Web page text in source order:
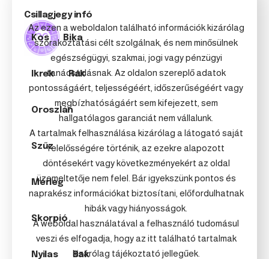
Csillagjegy infó
Kos Bika
Ikrek Rák
Oroszlán
Szűz
Mérleg
Skorpió
Nyilas Bak
Az ezen a weboldalon található információk kizárólag
szórakoztatási célt szolgálnak, és nem minősülnek
egészségügyi, szakmai, jogi vagy pénzügyi
tanácsadásnak. Az oldalon szereplő adatok
pontosságáért, teljességéért, időszerűségéért vagy
megbízhatóságáért sem kifejezett, sem
hallgatólagos garanciát nem vállalunk.
A tartalmak felhasználása kizárólag a látogató saját
felelősségére történik, az ezekre alapozott
döntésekért vagy következményekért az oldal
üzemeltetője nem felel. Bár igyekszünk pontos és
naprakész információkat biztosítani, előfordulhatnak
hibák vagy hiányosságok.
A weboldal használatával a felhasználó tudomásul
veszi és elfogadja, hogy az itt található tartalmak
kizárólag tájékoztató jellegűek.